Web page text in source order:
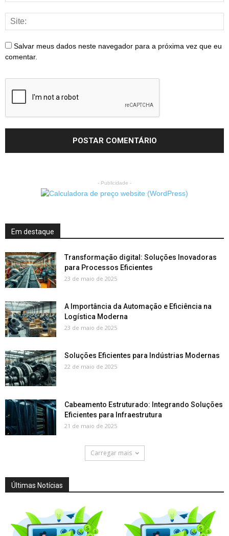
Salvar meus dados neste navegador para a próxima vez que eu
comentar.
- Publicidade -
Em destaque
Transformação digital: Soluções Inovadoras
para Processos Eficientes
23 de maio de 2025
A Importância da Automação e Eficiência na
Logística Moderna
23 de maio de 2025
Soluções Eficientes para Indústrias Modernas
22 de maio de 2025
Cabeamento Estruturado: Integrando Soluções
Eficientes para Infraestrutura
21 de maio de 2025
Carregar mais
Últimas Notícias